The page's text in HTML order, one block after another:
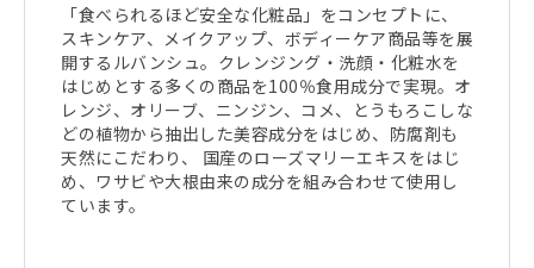
「食べられるほど安全な化粧品」をコンセプトに、
スキンケア、メイクアップ、ボディーケア商品等を展
開するルバンシュ。クレンジング・洗顔・化粧水を
はじめとする多くの商品を100％食用成分で実現。オ
レンジ、オリーブ、ニンジン、コメ、とうもろこしな
どの植物から抽出した美容成分をはじめ、防腐剤も
天然にこだわり、 国産のローズマリーエキスをはじ
め、ワサビや大根由来の成分を組み合わせて使用し
ています。